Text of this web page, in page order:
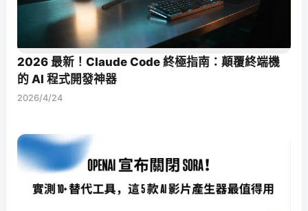
2026 最新！Claude Code 終極指南：顛覆終端機
的 AI 程式開發神器
2026/4/24